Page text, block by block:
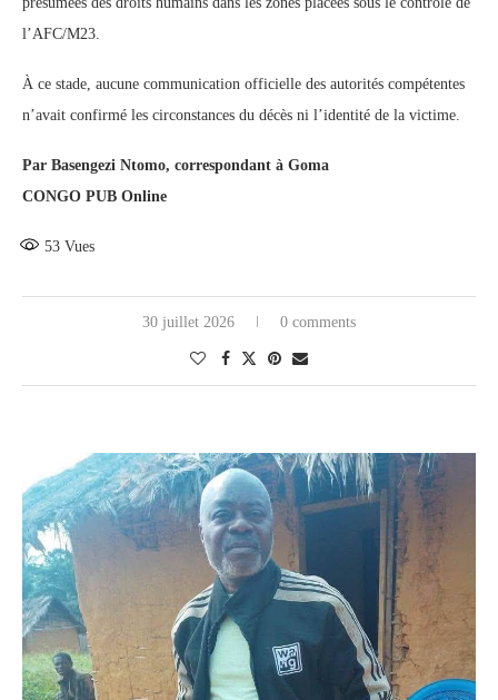
l’AFC/M23.
À ce stade, aucune communication officielle des autorités compétentes
n’avait confirmé les circonstances du décès ni l’identité de la victime.
Par Basengezi Ntomo, correspondant à Goma
CONGO PUB Online
53 Vues
30 juillet 2026 0 comments